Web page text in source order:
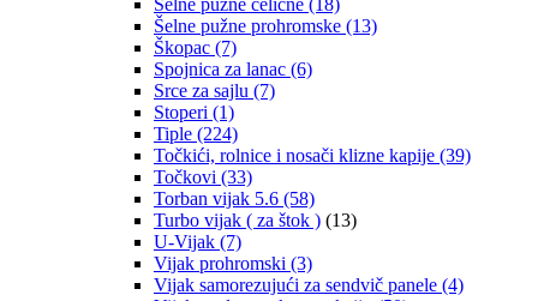
Šelne pužne čelične (18)
Šelne pužne prohromske (13)
Škopac (7)
Spojnica za lanac (6)
Srce za sajlu (7)
Stoperi (1)
Tiple (224)
Točkići, rolnice i nosači klizne kapije (39)
Točkovi (33)
Torban vijak 5.6 (58)
Turbo vijak ( za štok ) (13)
U-Vijak (7)
Vijak prohromski (3)
Vijak samorezujući za sendvič panele (4)